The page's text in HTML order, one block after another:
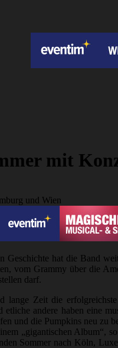
mit
Geschichte hat die Band
vom Grammy über die
darf.
lange Zeit die
andere haben eine
und die Pumpkins neu zu
„gigantischen
Sommer nach Köln,